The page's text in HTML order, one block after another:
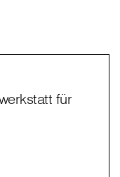
für